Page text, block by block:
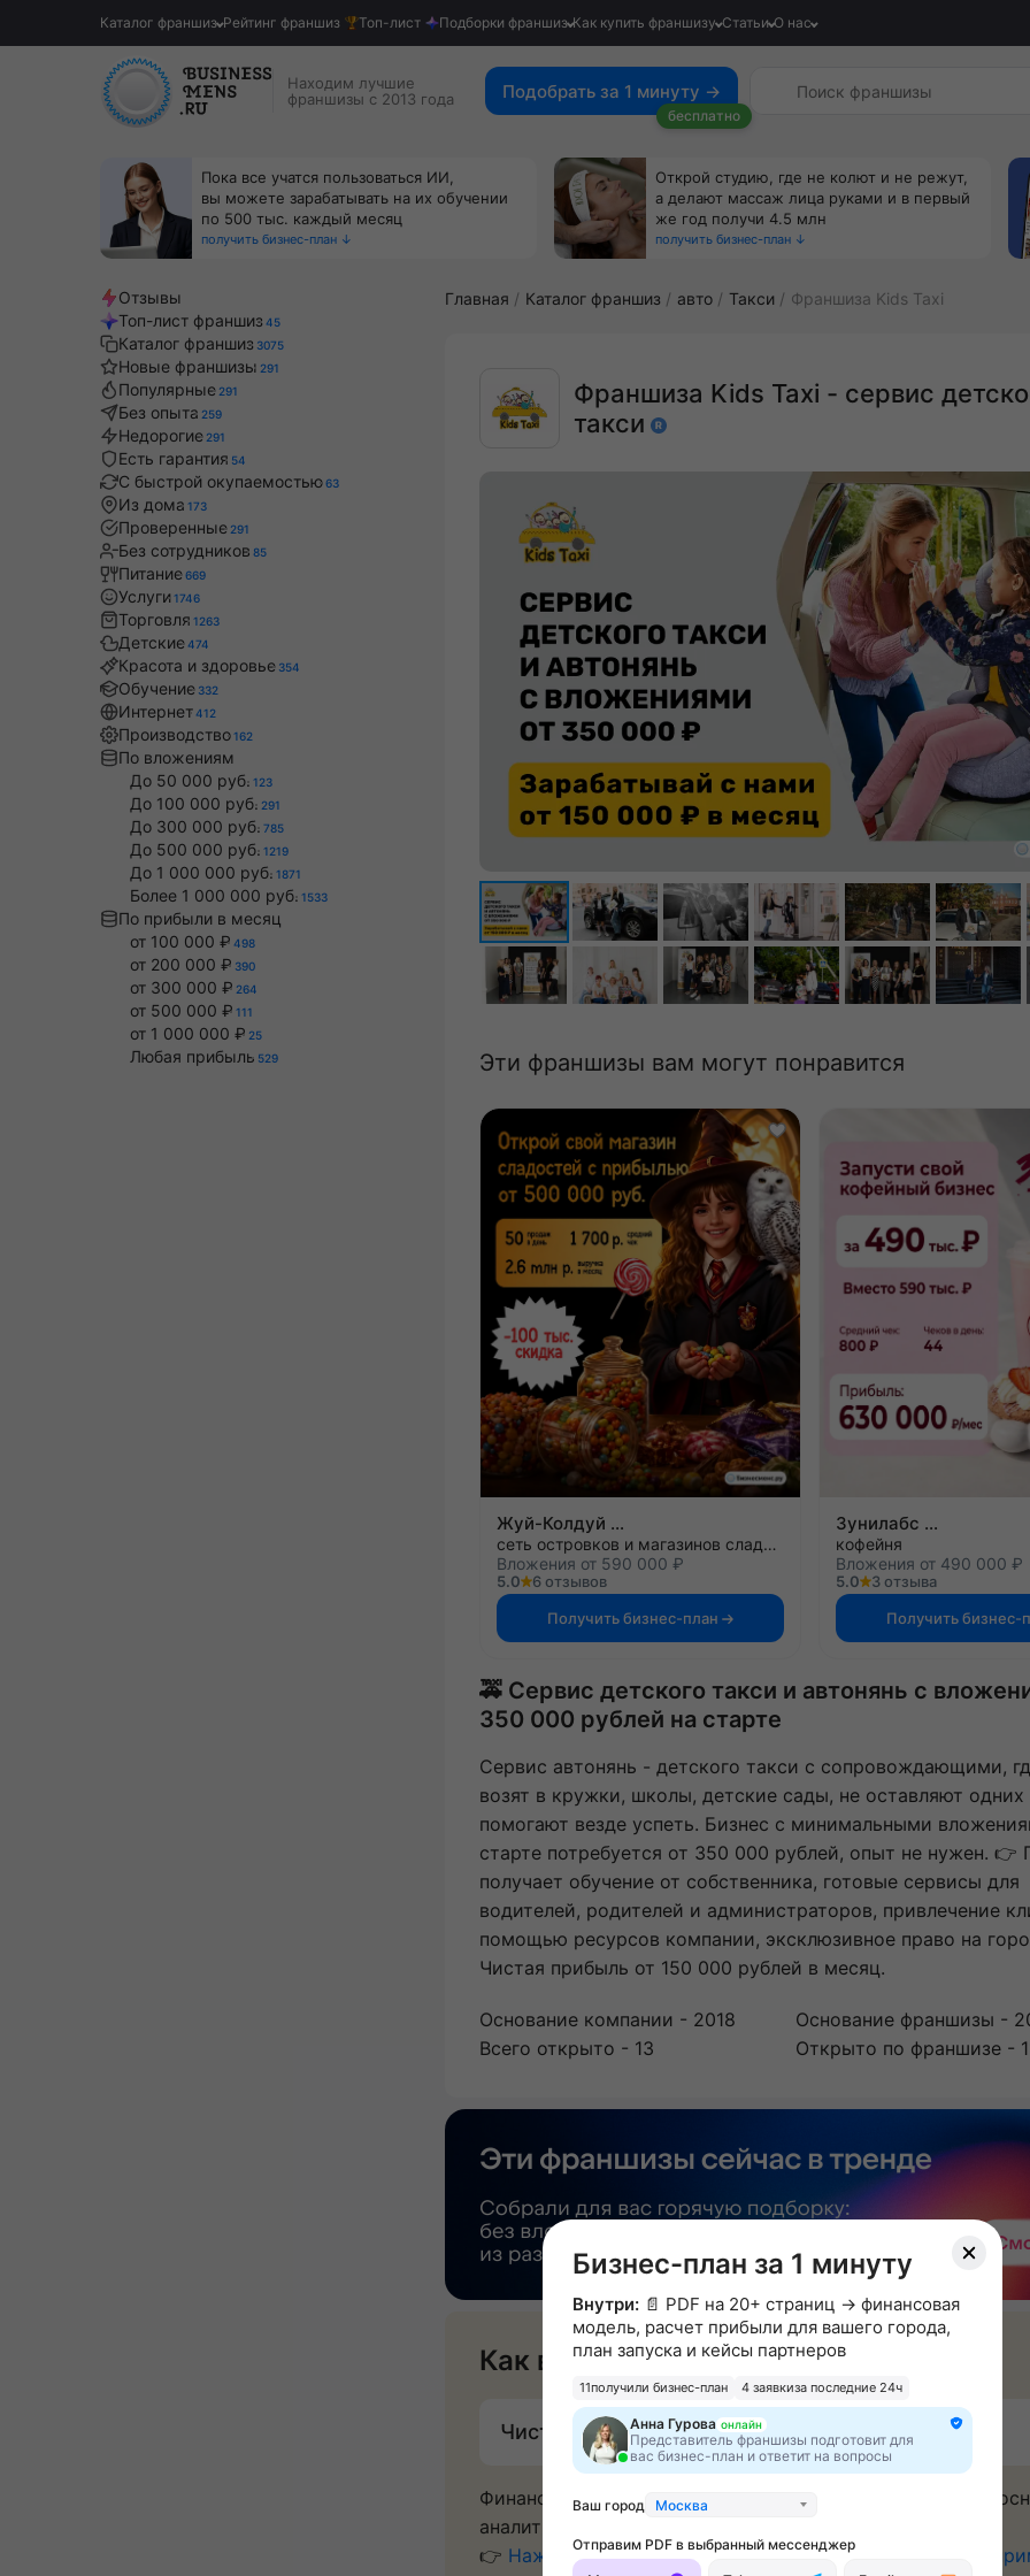
Каталог франшиз Рейтинг франшиз Топ-лист Подборки франшиз Как купить франшизу Статьи О нас
Находим лучшие
франшизы с 2013 года
Подобрать за 1 минуту →
бесплатно
Пока все учатся пользоваться ИИ,
вы можете зарабатывать на их обучении
по 500 тыс. каждый месяц
получить бизнес-план ↓
Открой студию, где не колют и не режут,
а делают массаж лица руками и в первый
же год получи 4.5 млн
получить бизнес-план ↓
Отзывы
Топ-лист франшиз 45
Каталог франшиз 3075
Новые франшизы 291
Популярные 291
Без опыта 259
Недорогие 291
Есть гарантия 54
С быстрой окупаемостью63
Из дома 173
Проверенные 291
Без сотрудников 85
Питание669
Услуги 1746
Торговля 1263
Детские474
Красота и здоровье 354
Обучение 332
Интернет412
Производство162
По вложениям
До 50 000 руб. 123
До 100 000 руб. 291
До 300 000 руб. 785
До 500 000 руб. 1219
До 1 000 000 руб. 1871
Более 1 000 000 руб. 1533
По прибыли в месяц
от 100 000 ₽ 498
от 200 000 ₽ 390
от 300 000 ₽ 264
от 500 000 ₽ 111
от 1 000 000 ₽ 25
Любая прибыль 529
Главная Каталог франшиз авто Такси Франшиза Kids Taxi
Франшиза Kids Taxi - сервис
такси
Эти франшизы вам могут понравится
Жуй-Колдуй
сеть островков и магазинов сладостей
Вложения от 590 000 ₽
5.0
6 отзывов
Получить бизнес-план
Зунилабс
кофейня
Вложения от 490 000 ₽
5.0
3 отзыва
Получить бизнес-
🚕 Сервис детского такси и автонянь с
350 000 рублей на старте
Сервис автонянь - детского такси с сопровождающими,
возят в кружки, школы, детские сады, не оставляют одних
помогают везде успеть. Бизнес с минимальными
старте потребуется от 350 000 рублей, опыт не нужен. 👉
получает обучение от собственника, готовые сервисы для
водителей, родителей и администраторов, привлечение
помощью ресурсов компании, эксклюзивное право на
Чистая прибыль от 150 000 рублей в месяц.
Основание компании - 2018
Основание франшизы -
Всего открыто - 13
Открыто по франшизе -
Как вы будете зарабатывать
Чистая прибыль: от 150 000 ₽ в месяц
Финансовая модель рассчитывается индивидуально на
аналитики по городу, конкурентам и других факторов.
👉 Нажмите на ссылку и оставьте заявку, мы пришлём
Бизнес-план за 1 минуту
Внутри:📄 PDF на 20+ страниц → финансовая
модель, расчет прибыли для вашего города,
план запуска и кейсы партнеров
11получили бизнес-план 4 заявкиза последние 24ч
Анна Гурова онлайн
Представитель франшизы подготовит для
вас бизнес-план и ответит на вопросы
Ваш город Москва
Отправим PDF в выбранный мессенджер